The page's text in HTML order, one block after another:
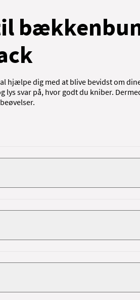
hjælpe dig med at blive bevidst om
svar på, hvor godt du kniber.
vil du få instruktion i brug af
træne dagligt derhjemme. Vi